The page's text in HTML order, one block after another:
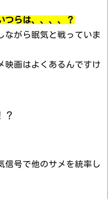
つらは、、、、？
ながら眠気と戦っていま
映画はよくあるんですけ
？
信号で他のサメを統率し